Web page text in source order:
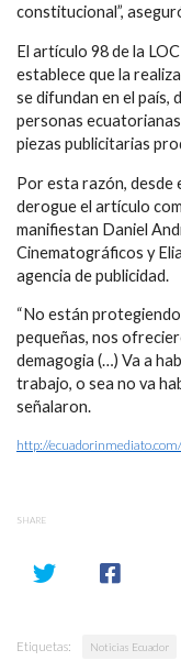
constitucional”,
El artículo 98 de la
establece que la
se difundan en el país,
personas
piezas publicitarias
Por esta razón, desde
derogue el artículo
manifiestan Daniel
Cinematográficos y
agencia de publicidad.
“No están
pequeñas, nos
demagogia (…) Va a
trabajo, o sea no va
señalaron.
http://ecuadorinmediato.com/
SHARE
Etiquetas: Noticias Ecuador